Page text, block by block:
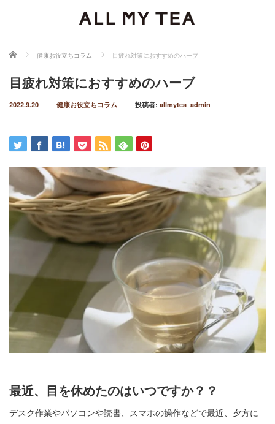
ホーム 健康お役立ちコラム 目疲れ対策におすすめのハーブ
目疲れ対策におすすめのハーブ
2022.9.20 健康お役立ちコラム 投稿者: allmytea_admin
最近、目を休めたのはいつですか？？
デスク作業やパソコンや読書、スマホの操作などで最近、夕方に